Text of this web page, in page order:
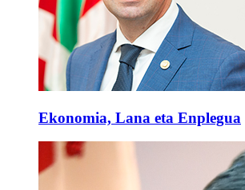
Ekonomia, Lana eta Enplegua